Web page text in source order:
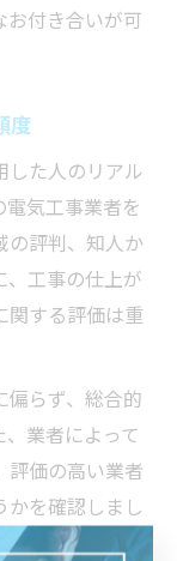
お付き合いが可
度
した人のリアル
気工事業者を
の評判、知人か
、工事の仕上が
関する評価は重
偏らず、総合的
業者によって
評価の高い業者
かを確認しまし
ぶことで、満